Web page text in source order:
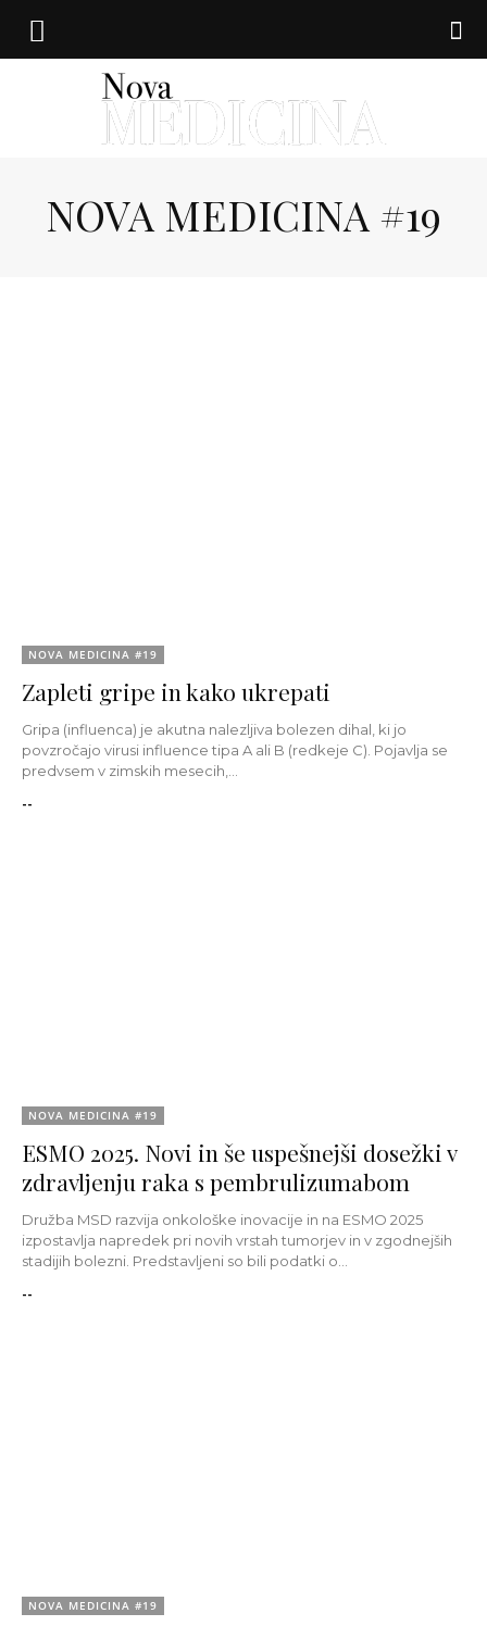
Nova
NOVA MEDICINA #19
NOVA MEDICINA #19
Zapleti gripe in kako ukrepati
Gripa (influenca) je akutna nalezljiva bolezen dihal, ki jo
povzročajo virusi influence tipa A ali B (redkeje C). Pojavlja se
predvsem v zimskih mesecih,...
--
NOVA MEDICINA #19
ESMO 2025. Novi in še uspešnejši dosežki v
zdravljenju raka s pembrulizumabom
Družba MSD razvija onkološke inovacije in na ESMO 2025
izpostavlja napredek pri novih vrstah tumorjev in v zgodnejših
stadijih bolezni. Predstavljeni so bili podatki o...
--
NOVA MEDICINA #19